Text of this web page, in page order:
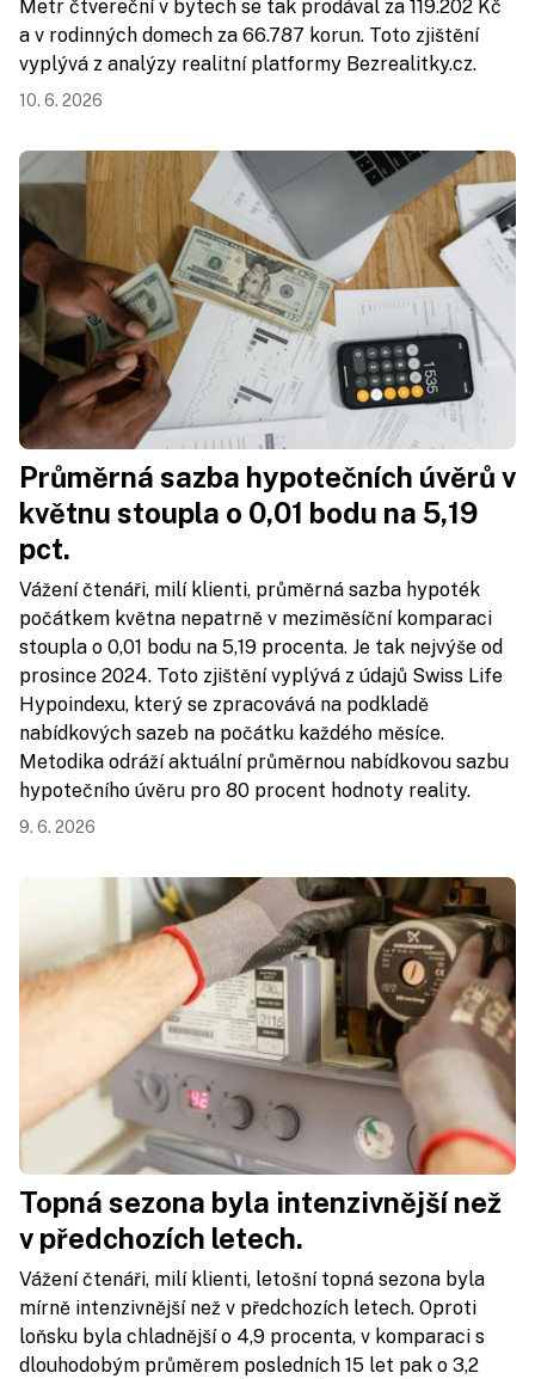
Metr čtvereční v bytech se tak prodával za 119.202 Kč
a v rodinných domech za 66.787 korun. Toto zjištění
vyplývá z analýzy realitní platformy Bezrealitky.cz.
10. 6. 2026
Průměrná sazba hypotečních úvěrů v
květnu stoupla o 0,01 bodu na 5,19
pct.
Vážení čtenáři, milí klienti, průměrná sazba hypoték
počátkem května nepatrně v meziměsíční komparaci
stoupla o 0,01 bodu na 5,19 procenta. Je tak nejvýše od
prosince 2024. Toto zjištění vyplývá z údajů Swiss Life
Hypoindexu, který se zpracovává na podkladě
nabídkových sazeb na počátku každého měsíce.
Metodika odráží aktuální průměrnou nabídkovou sazbu
hypotečního úvěru pro 80 procent hodnoty reality.
9. 6. 2026
Topná sezona byla intenzivnější než
v předchozích letech.
Vážení čtenáři, milí klienti, letošní topná sezona byla
mírně intenzivnější než v předchozích letech. Oproti
loňsku byla chladnější o 4,9 procenta, v komparaci s
dlouhodobým průměrem posledních 15 let pak o 3,2